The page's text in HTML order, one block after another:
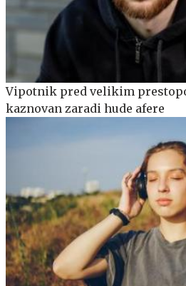
Vipotnik pred velikim
kaznovan zaradi hude afere